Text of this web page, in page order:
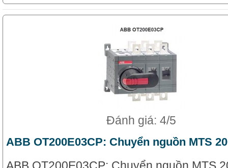
Đánh giá: 4/5
ABB OT200E03CP: Chuyển nguồn MTS